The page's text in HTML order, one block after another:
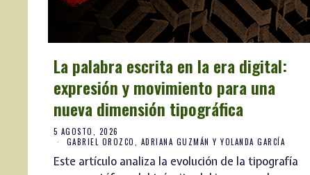
La palabra escrita en la era digital:
expresión y movimiento para una
nueva dimensión tipográfica
5 AGOSTO, 2026
GABRIEL OROZCO, ADRIANA GUZMÁN Y YOLANDA GARCÍA
Este artículo analiza la evolución de la tipografía